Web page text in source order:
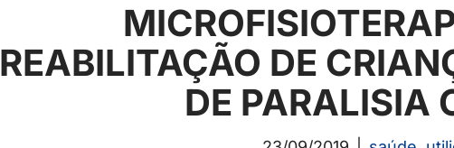
REABILITAÇÃO DE
DE PARALISIA